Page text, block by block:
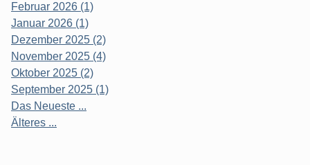
Februar 2026 (1)
Januar 2026 (1)
Dezember 2025 (2)
November 2025 (4)
Oktober 2025 (2)
September 2025 (1)
Das Neueste ...
Älteres ...